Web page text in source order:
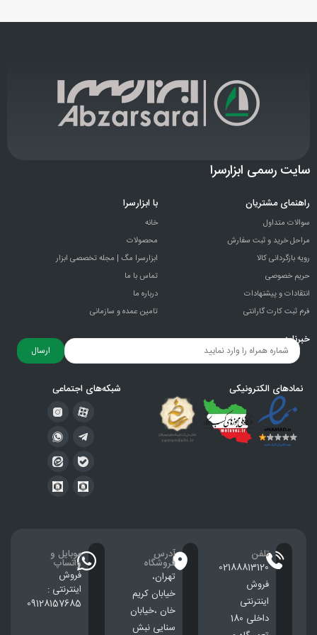
سایت رسمی ابزارسرا
راهنمای مشتریان
سوالات متداول
مراحل خرید و ثبت سفارش
رویه بازگردانی کالا
حریم خصوصی
انتقادات و پيشنهادات
فرم ثبت کارت گارانتی
با ابزارسرا
خانه
محصولات
ابزارسرا مگ | مجله تخصصی ابزار
تماس با ما
درباره ما
تامین عمده و سازمانی
خبرنامه
ارسال
نمادهای الکترونیکی شبکه‌های اجتماعی
تلفن
02188813120
فروش
اینترنتی
داخلی 180
آدرس
فروشگاه
تهران،
خيابان كريم
خان ،خيابان
سنایی نبش
موبایل و
واتساپ
فروش
اینترنتی :
09128157685